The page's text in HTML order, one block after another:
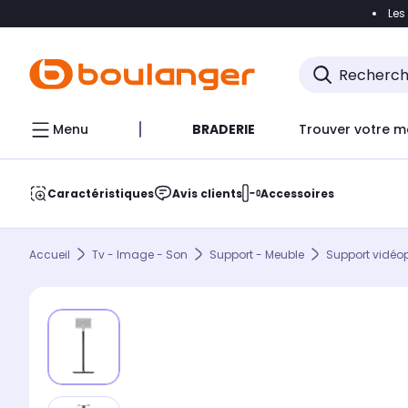
Accéder
Menu BRADERIE Trouver votre
Caractéristiques Avis clients Accessoires
Accueil Tv - Image - Son Support - Meuble Support